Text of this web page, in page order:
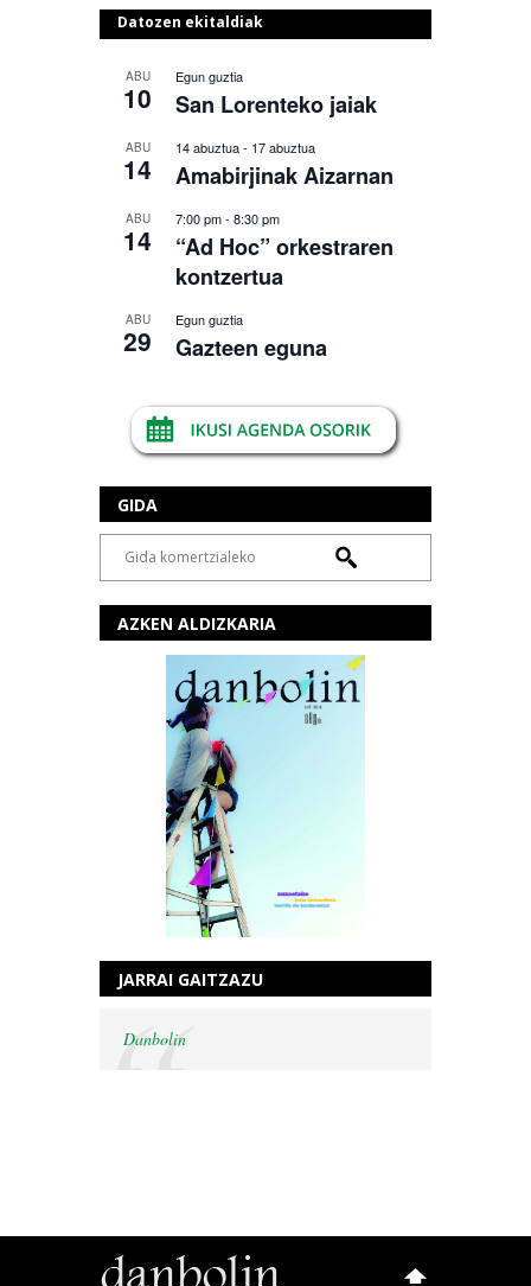
Datozen ekitaldiak
ABU
10
Egun guztia
San Lorenteko jaiak
ABU
14
14 abuztua- 17 abuztua
Amabirjinak Aizarnan
ABU
14
7:00 pm- 8:30 pm
“Ad Hoc” orkestraren
kontzertua
ABU
29
Egun guztia
Gazteen eguna
GIDA
AZKEN ALDIZKARIA
JARRAI GAITZAZU
Danbolin